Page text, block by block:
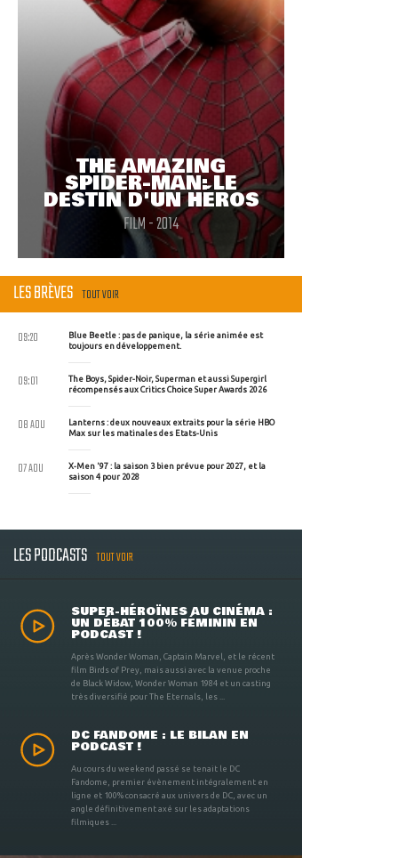
THE AMAZING
SPIDER-MAN: LE
DESTIN D'UN HÉROS
FILM - 2014
LES BRÈVES TOUT VOIR
Blue Beetle : pas de panique, la série animée est
toujours en développement.
09:20
The Boys, Spider-Noir, Superman et aussi Supergirl
récompensés aux Critics Choice Super Awards 2026
09:01
Lanterns : deux nouveaux extraits pour la série HBO
Max sur les matinales des Etats-Unis
08 AOU
X-Men '97 : la saison 3 bien prévue pour 2027, et la
saison 4 pour 2028
07 AOU
LES PODCASTS TOUT VOIR
SUPER-HÉROÏNES AU CINÉMA :
UN DÉBAT 100% FÉMININ EN
PODCAST !
Après Wonder Woman, Captain Marvel, et le récent
film Birds of Prey, mais aussi avec la venue proche
de Black Widow, Wonder Woman 1984 et un casting
très diversifié pour The Eternals, les ...
DC FANDOME : LE BILAN EN
PODCAST !
Au cours du weekend passé se tenait le DC
Fandome, premier évènement intégralement en
ligne et 100% consacré aux univers de DC, avec un
angle définitivement axé sur les adaptations
filmiques ...